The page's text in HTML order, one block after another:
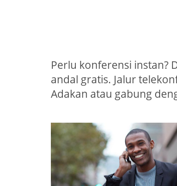
Perlu konferensi instan?
andal gratis. Jalur
Adakan atau gabung